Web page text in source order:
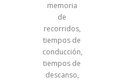
memoria
de
recorridos,
tiempos de
conducción,
tiempos de
descanso,